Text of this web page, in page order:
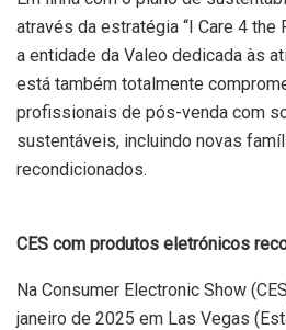
através da estratégia “I Care 4 the
a entidade da Valeo dedicada às
está também totalmente
profissionais de pós-venda com
sustentáveis, incluindo novas
recondicionados.
CES com produtos eletrónicos
Na Consumer Electronic Show
janeiro de 2025 em Las Vegas